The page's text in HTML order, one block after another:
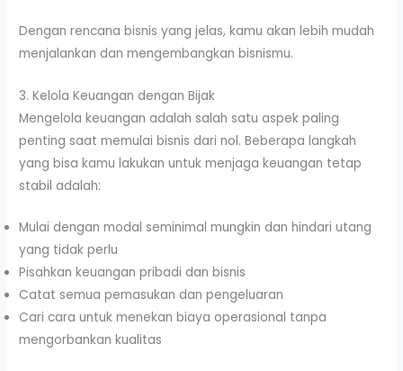
Dengan rencana bisnis yang jelas, kamu akan lebih mudah
menjalankan dan mengembangkan bisnismu.
3. Kelola Keuangan dengan Bijak
Mengelola keuangan adalah salah satu aspek paling
penting saat memulai bisnis dari nol. Beberapa langkah
yang bisa kamu lakukan untuk menjaga keuangan tetap
stabil adalah:
Mulai dengan modal seminimal mungkin dan hindari utang
yang tidak perlu
Pisahkan keuangan pribadi dan bisnis
Catat semua pemasukan dan pengeluaran
Cari cara untuk menekan biaya operasional tanpa
mengorbankan kualitas